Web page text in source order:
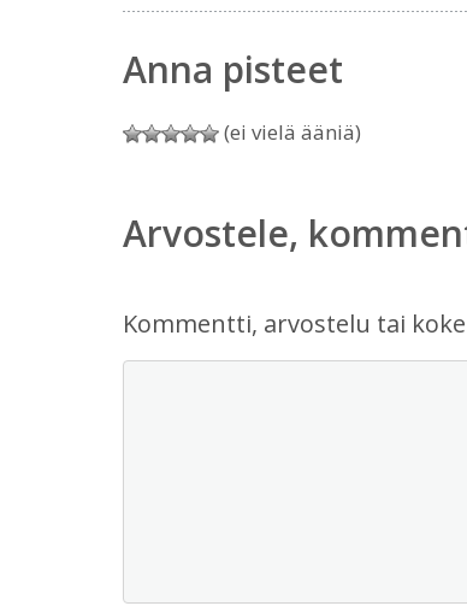
Anna pisteet
(ei vielä ääniä)
Arvostele,
Kommentti, arvostelu tai